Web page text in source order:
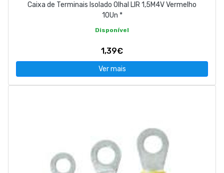
Caixa de Terminais Isolado Olhal LIR 1,5M4V Vermelho
10Un *
Disponível
1,39€
Ver mais